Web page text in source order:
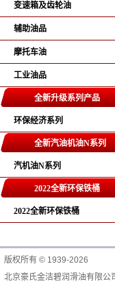
变速箱及齿轮油
辅助油品
摩托车油
工业油品
全新升级系列产品
环保经济系列
全新汽油机油N系列
汽机油N系列
2022全新环保铁桶
2022全新环保铁桶
版权所有 © 1939-2026
北京豪氏金洁碧润滑油有限公